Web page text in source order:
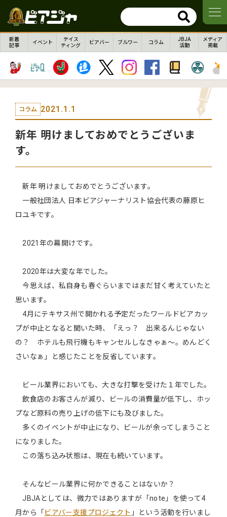
新着
記事
イベント
テイス
ティング
ビアバー ブルワー コラム
JBJA
活動
メディア
掲載
コラム 2021.1.1
新年 明けましておめでとうございま
す。
新年 明けましておめでとうございます。
一般社団法人 日本ビアジャーナリスト協会代表の藤原ヒ
ロユキです。
2021年の幕開けです。
2020年は大変な年でした。
今思えば、私自身も春ぐらいまではまだ甘く考えていたと
思います。
4月にテキサス州で開かれる予定だったワールドビアカッ
プが中止となると聞いた時、「えっ？ 出来るんじゃない
の？ ホテルも飛行機もキャンセルしなきゃぁ～。めんどく
さいなぁ」と感じたことを反省しています。
ビール業界においても、大きな打撃を受けた１年でした。
飲食店のお客さんが減り、ビールの消費量が低下し、ホッ
プなど原料の売り上げの低下にも及びました。
多くのイベントが中止になり、ビールが余ってしまうこと
になりました。
この落ち込み状態は、現在も続いています。
そんなビール業界に何かできることはないか？
JBJAとしては、微力ではありますが「note」を使って4
月から「 ビアバー支援プロジェクト 」という活動を行いまし